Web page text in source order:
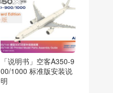
「说明书」空客A350-9
00/1000 标准版安装说
明